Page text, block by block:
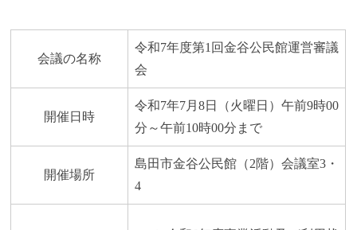
会議の名称
令和7年度第1回金谷公民館運営審議
会
開催日時
令和7年7月8日（火曜日）午前9時00
分～午前10時00分まで
開催場所
島田市金谷公民館（2階）会議室3・
4